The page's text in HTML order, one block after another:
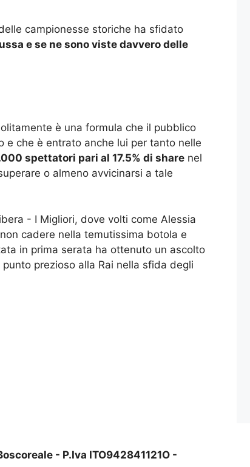
campionesse storiche ha sfidato
e se ne sono viste davvero delle
è una formula che il pubblico
e che è entrato anche lui per tanto nelle
spettatori pari al 17.5% di share nel
o almeno avvicinarsi a tale
- I Migliori, dove volti come Alessia
cadere nella temutissima botola e
in prima serata ha ottenuto un ascolto
prezioso alla Rai nella sfida degli
- P.Iva ITO942841121O -